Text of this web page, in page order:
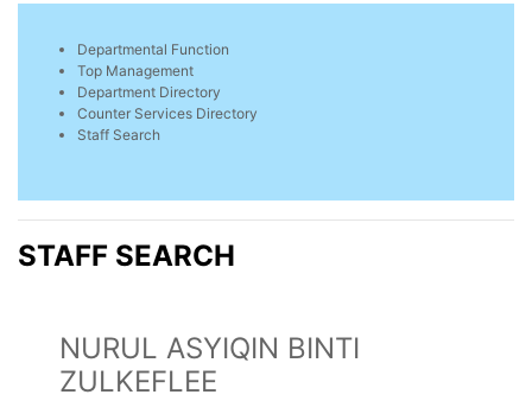
Departmental Function
Top Management
Department Directory
Counter Services Directory
Staff Search
STAFF SEARCH
NURUL ASYIQIN BINTI
ZULKEFLEE